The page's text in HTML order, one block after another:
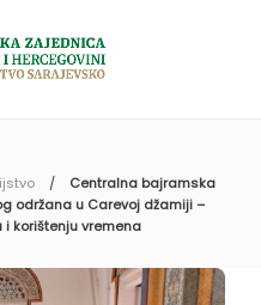
Centralna bajramska
održana u Carevoj džamiji –
i korištenju vremena